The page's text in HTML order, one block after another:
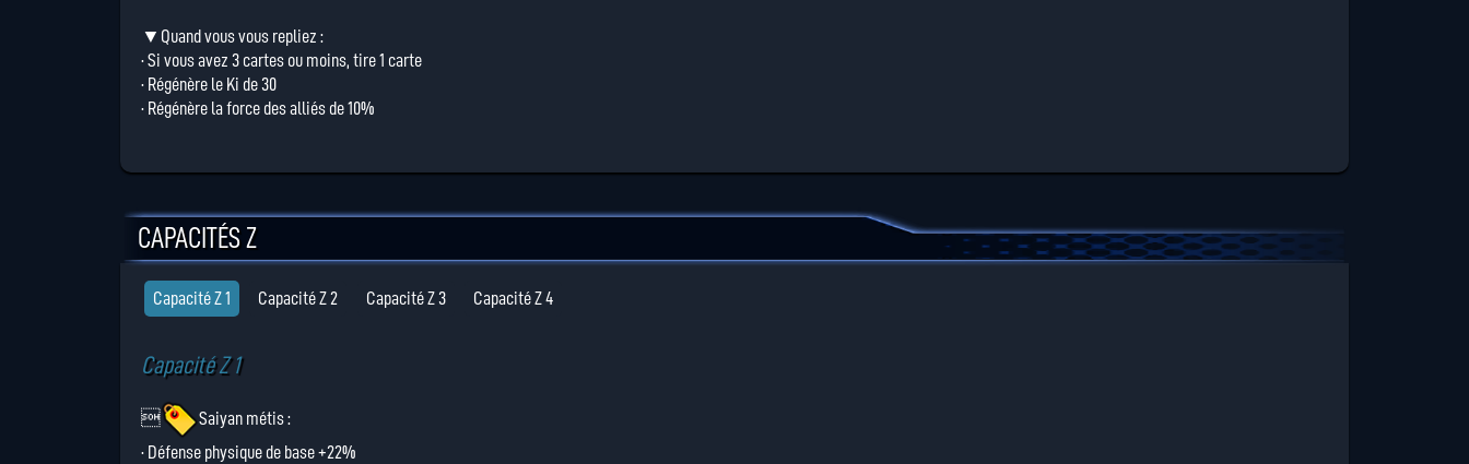
▼Quand vous vous repliez :
· Si vous avez 3 cartes ou moins, tire 1 carte
· Régénère le Ki de 30
· Régénère la force des alliés de 10%
CAPACITÉS Z
Capacité Z 1 Capacité Z 2 Capacité Z 3 Capacité Z 4
Capacité Z 1
 Saiyan métis:
· Défense physique de base +22%